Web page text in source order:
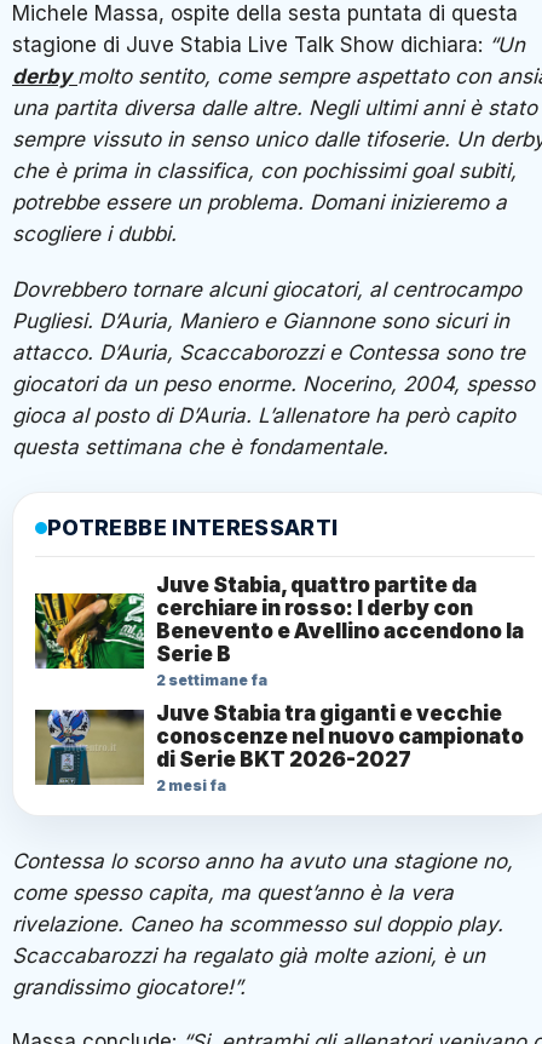
Michele Massa, ospite della sesta puntata di questa
stagione di Juve Stabia Live Talk Show dichiara: “Un
derby molto sentito, come sempre aspettato con
una partita diversa dalle altre. Negli ultimi anni è stato
sempre vissuto in senso unico dalle tifoserie. Un
che è prima in classifica, con pochissimi goal subiti,
potrebbe essere un problema. Domani inizieremo a
scogliere i dubbi.
Dovrebbero tornare alcuni giocatori, al centrocampo
Pugliesi. D’Auria, Maniero e Giannone sono sicuri in
attacco. D’Auria, Scaccaborozzi e Contessa sono tre
giocatori da un peso enorme. Nocerino, 2004, spesso
gioca al posto di D’Auria. L’allenatore ha però capito
questa settimana che è fondamentale.
POTREBBE INTERESSARTI
Juve Stabia, quattro partite da
cerchiare in rosso: I derby con
Benevento e Avellino accendono la
Serie B
2 settimane fa
Juve Stabia tra giganti e vecchie
conoscenze nel nuovo campionato
di Serie BKT 2026-2027
2 mesi fa
Contessa lo scorso anno ha avuto una stagione no,
come spesso capita, ma quest’anno è la vera
rivelazione. Caneo ha scommesso sul doppio play.
Scaccabarozzi ha regalato già molte azioni, è un
grandissimo giocatore!”.